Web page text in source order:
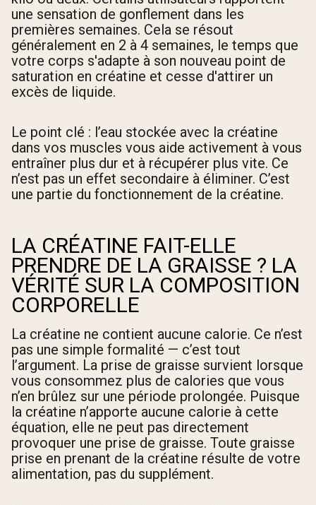
une sensation de gonflement dans les
premières semaines. Cela se résout
généralement en 2 à 4 semaines, le temps que
votre corps s'adapte à son nouveau point de
saturation en créatine et cesse d'attirer un
excès de liquide.
Le point clé : l’eau stockée avec la créatine
dans vos muscles vous aide activement à vous
entraîner plus dur et à récupérer plus vite. Ce
n’est pas un effet secondaire à éliminer. C’est
une partie du fonctionnement de la créatine.
LA CRÉATINE FAIT-ELLE
PRENDRE DE LA GRAISSE ? LA
VÉRITÉ SUR LA COMPOSITION
CORPORELLE
La créatine ne contient aucune calorie. Ce n’est
pas une simple formalité — c’est tout
l’argument. La prise de graisse survient lorsque
vous consommez plus de calories que vous
n’en brûlez sur une période prolongée. Puisque
la créatine n’apporte aucune calorie à cette
équation, elle ne peut pas directement
provoquer une prise de graisse. Toute graisse
prise en prenant de la créatine résulte de votre
alimentation, pas du supplément.